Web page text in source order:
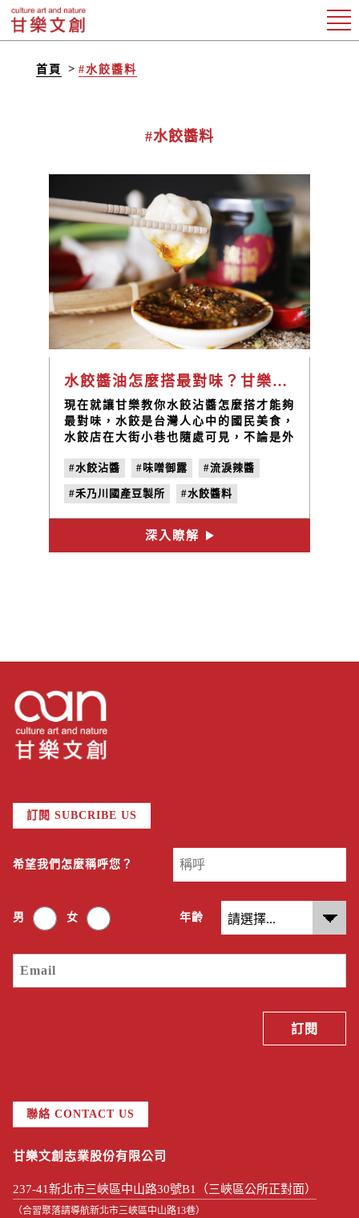
首頁 #水餃醬料
#水餃醬料
水餃醬油怎麼搭最對味？甘樂不藏私調製教學推薦
現在就讓甘樂教你水餃沾醬怎麼搭才能夠
最對味，水餃是台灣人心中的國民美食，
水餃店在大街小巷也隨處可見，不論是外
速! 在眾多水餃店當中，不同的口味及餅
皮的厚薄都能讓這道國民美食以不同的風
味入口，然而，還有一個關鍵的因素，就
是「醬料的搭配」!
#水餃沾醬 #味噌御露 #流淚辣醬
#禾乃川國產豆製所 #水餃醬料
#水餃醬油
深入瞭解
訂閱 SUBCRIBE US
希望我們怎麼稱呼您？
男 女 年齡
聯絡 CONTACT US
甘樂文創志業股份有限公司
237-41新北市三峽區中山路30號B1（三峽區公所正對面）
（合習聚落請導航新北市三峽區中山路13巷）